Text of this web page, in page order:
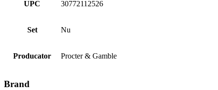
UPC 30772112526
Set Nu
Producator Procter & Gamble
Brand